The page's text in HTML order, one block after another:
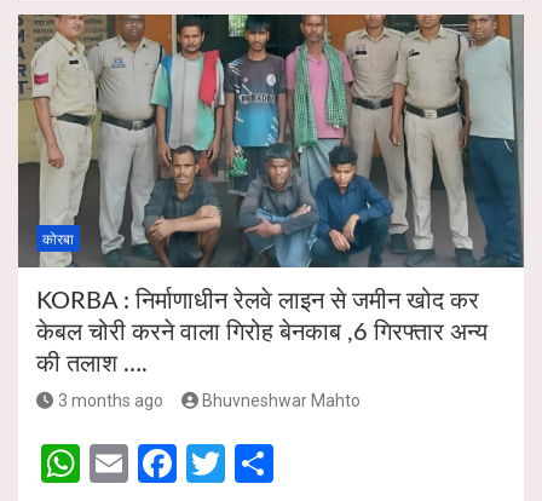
at
s
A
p
p
ail ce
b
o
o
k
tt
er
ar
e
कोरबा
KORBA : निर्माणाधीन रेलवे लाइन से जमीन खोद कर
केबल चोरी करने वाला गिरोह बेनकाब ,6 गिरफ्तार अन्य
की तलाश ….
3 months ago Bhuvneshwar Mahto
W E
F
T